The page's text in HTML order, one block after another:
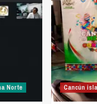
Norte Cancún isla